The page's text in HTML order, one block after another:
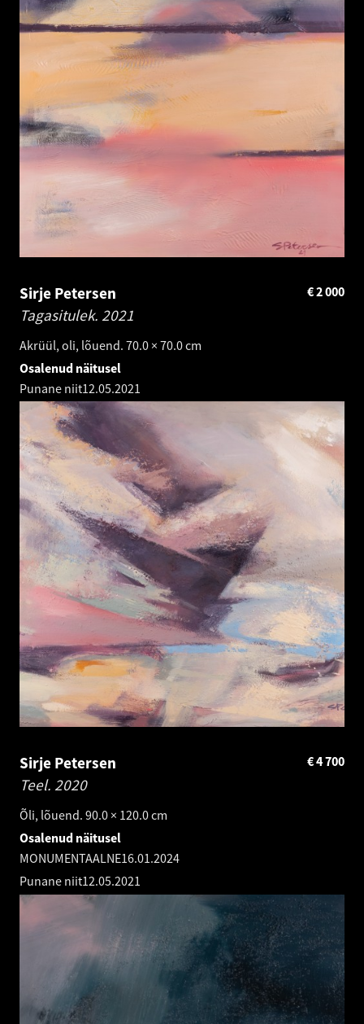
Sirje Petersen
Tagasitulek. 2021
Akrüül, oli, lõuend. 70.0 × 70.0 cm
2 000
€
Osalenud näitusel
Punane niit12.05.2021
Sirje Petersen
Teel. 2020
Õli, lõuend. 90.0 × 120.0 cm
4 700
€
Osalenud näitusel
MONUMENTAALNE16.01.2024
Punane niit12.05.2021